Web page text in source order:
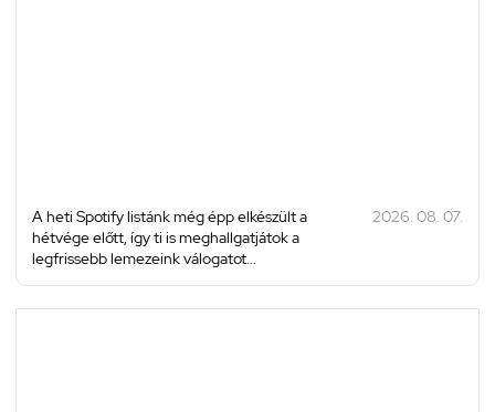
A heti Spotify listánk még épp elkészült a
hétvége előtt, így ti is meghallgatjátok a
legfrissebb lemezeink válogatot...
2026. 08. 07.